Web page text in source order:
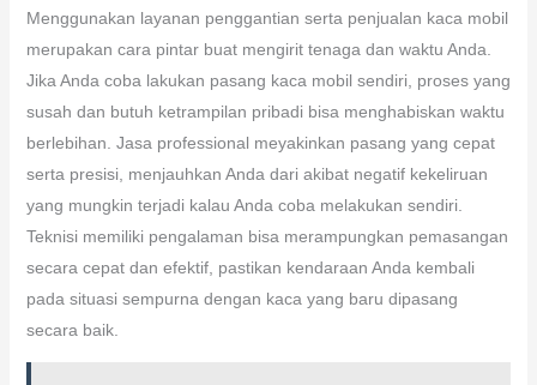
Menggunakan layanan penggantian serta penjualan kaca mobil
merupakan cara pintar buat mengirit tenaga dan waktu Anda.
Jika Anda coba lakukan pasang kaca mobil sendiri, proses yang
susah dan butuh ketrampilan pribadi bisa menghabiskan waktu
berlebihan. Jasa professional meyakinkan pasang yang cepat
serta presisi, menjauhkan Anda dari akibat negatif kekeliruan
yang mungkin terjadi kalau Anda coba melakukan sendiri.
Teknisi memiliki pengalaman bisa merampungkan pemasangan
secara cepat dan efektif, pastikan kendaraan Anda kembali
pada situasi sempurna dengan kaca yang baru dipasang
secara baik.